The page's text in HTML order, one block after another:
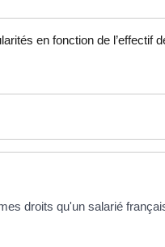
en fonction de l’effectif
droits qu'un salarié